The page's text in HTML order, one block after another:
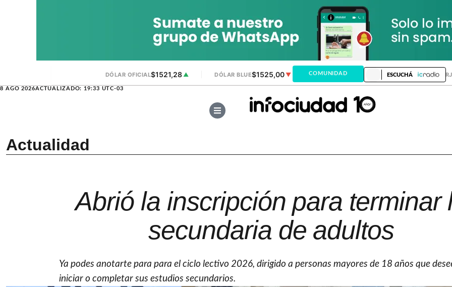
DÓLAR OFICIAL$1521,28 ▲ DÓLAR BLUE$1525,00▼ DÓLAR MEP ▲ DÓLAR
8 AGO 2026ACTUALIZADO: 19:33 UTC-03
COMUNIDAD ESCUCHÁ
Actualidad
Abrió la inscripción para terminar
secundaria de adultos
Ya podes anotarte para para el ciclo lectivo 2026, dirigido a personas mayores de 18 años que
iniciar o completar sus estudios secundarios.